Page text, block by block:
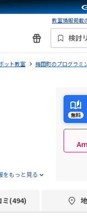
教室情報掲載
検討
ット教室
梅田町のプログラミ
をもっと見る
無料
ミ(494)